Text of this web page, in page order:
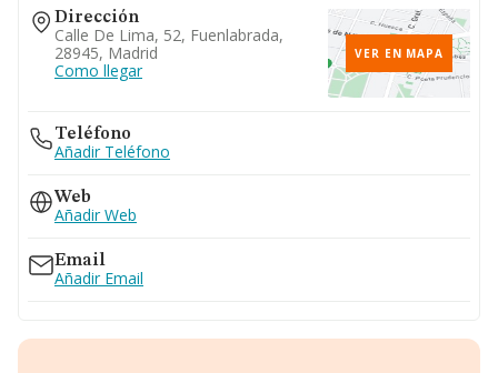
Dirección
Calle De Lima, 52, Fuenlabrada,
28945, Madrid
Como llegar
VER EN MAPA
Teléfono
Añadir Teléfono
Web
Añadir Web
Email
Añadir Email